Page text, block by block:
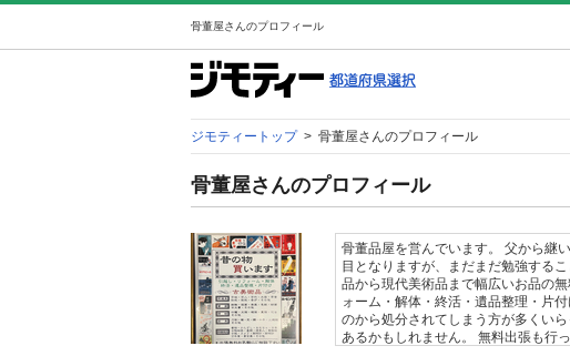
骨董屋さんのプロフィール
ジモティートップ > 骨董屋さんのプロフィール
骨董屋さんのプロフィール
骨董品屋を営んでいます。 父から継
目となりますが、まだまだ勉強する
品から現代美術品まで幅広いお品の
ォーム・解体・終活・遺品整理・片
のから処分されてしまう方が多くい
あるかもしれません。 無料出張も行